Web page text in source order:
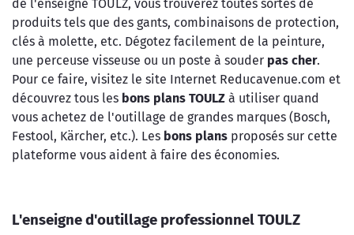
de l'enseigne TOULZ, vous trouverez toutes sortes de
produits tels que des gants, combinaisons de protection,
clés à molette, etc. Dégotez facilement de la peinture,
une perceuse visseuse ou un poste à souder pas cher.
Pour ce faire, visitez le site Internet Reducavenue.com et
découvrez tous les bons plans TOULZ à utiliser quand
vous achetez de l'outillage de grandes marques (Bosch,
Festool, Kärcher, etc.). Les bons plans proposés sur cette
plateforme vous aident à faire des économies.
L'enseigne d'outillage professionnel TOULZ